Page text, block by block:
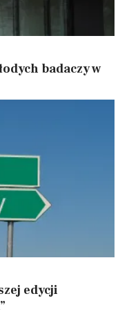
badaczy w
edycji